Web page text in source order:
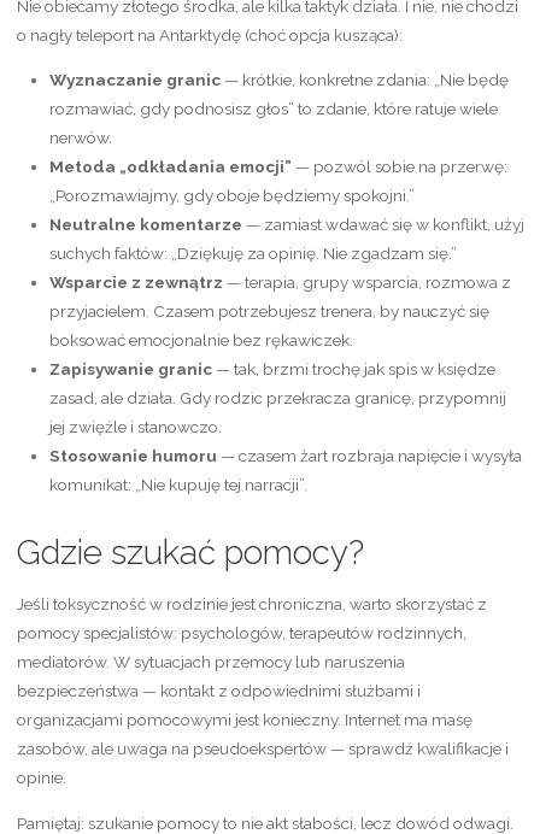
Nie obiecamy złotego środka, ale kilka taktyk działa. I nie, nie chodzi
o nagły teleport na Antarktydę (choć opcja kusząca):
Wyznaczanie granic— krótkie, konkretne zdania: „Nie będę
rozmawiać, gdy podnosisz głos” to zdanie, które ratuje wiele
nerwów.
Metoda „odkładania emocji” — pozwól sobie na przerwę:
„Porozmawiajmy, gdy oboje będziemy spokojni.”
Neutralne komentarze — zamiast wdawać się w konflikt, użyj
suchych faktów: „Dziękuję za opinię. Nie zgadzam się.”
Wsparcie z zewnątrz — terapia, grupy wsparcia, rozmowa z
przyjacielem. Czasem potrzebujesz trenera, by nauczyć się
boksować emocjonalnie bez rękawiczek.
Zapisywanie granic— tak, brzmi trochę jak spis w księdze
zasad, ale działa. Gdy rodzic przekracza granicę, przypomnij
jej zwięźle i stanowczo.
Stosowanie humoru— czasem żart rozbraja napięcie i wysyła
komunikat: „Nie kupuję tej narracji”.
Gdzie szukać pomocy?
Jeśli toksyczność w rodzinie jest chroniczna, warto skorzystać z
pomocy specjalistów: psychologów, terapeutów rodzinnych,
mediatorów. W sytuacjach przemocy lub naruszenia
bezpieczeństwa — kontakt z odpowiednimi służbami i
organizacjami pomocowymi jest konieczny. Internet ma masę
zasobów, ale uwaga na pseudoekspertów — sprawdź kwalifikacje i
opinie.
Pamiętaj: szukanie pomocy to nie akt słabości, lecz dowód odwagi.